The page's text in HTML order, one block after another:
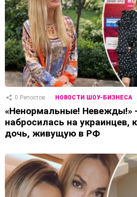
0 Репостов НОВОСТИ ШОУ-БИЗНЕСА
«Ненормальные! Невежды!»
набросилась на украинцев,
дочь, живущую в РФ